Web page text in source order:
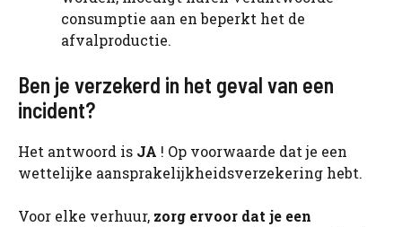
consumptie aan en beperkt het de
afvalproductie.
Ben je verzekerd in het geval van een
incident?
Het antwoord is JA ! Op voorwaarde dat je een
wettelijke aansprakelijkheidsverzekering hebt.
Voor elke verhuur, zorg ervoor dat je een